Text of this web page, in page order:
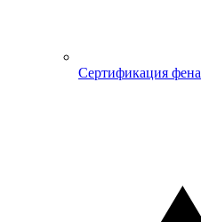
Сертификация фена